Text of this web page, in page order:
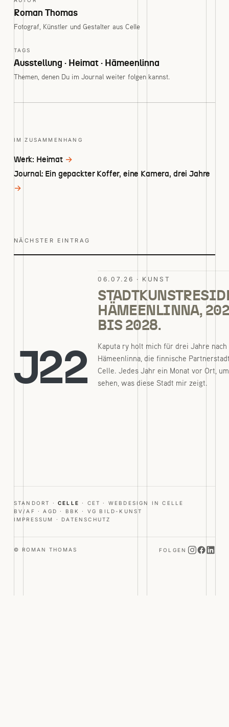
Roman Thomas
Fotograf, Künstler und Gestalter aus Celle
TAGS
Ausstellung · Heimat · Hämeenlinna
Themen, denen Du im Journal weiter folgen kannst.
IM ZUSAMMENHANG
Werk: Heimat →
Journal: Ein gepackter Koffer, eine Kamera, drei Jahre
→
NÄCHSTER EINTRAG
J22
06.07.26 · KUNST
HÄMEENLINNA,
BIS 2028.
Kaputa ry holt mich für drei Jahre nach
Hämeenlinna, die finnische
Celle. Jedes Jahr ein Monat vor Ort,
sehen, was diese Stadt mir zeigt.
STANDORT ·CELLE · CET · WEBDESIGN IN CELLE
BV/AF · AGD · BBK · VG BILD-KUNST
IMPRESSUM
· DATENSCHUTZ
© ROMAN THOMAS FOLGEN